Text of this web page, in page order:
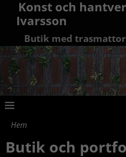
Konst och
Ivarsson
Butik med
Hem
Butik och